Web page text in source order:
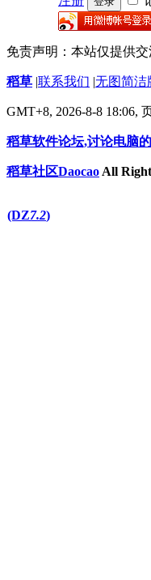
免责声明：本站仅提供
稻草 |联系我们 |无图简洁
GMT+8, 2026-8-8 18:06,
稻草软件论坛,讨论电脑
稻草社区Daocao All
(DZ7.2)